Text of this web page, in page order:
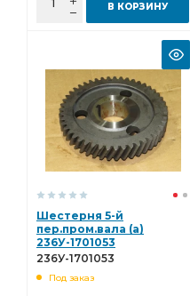
В КОРЗИНУ
Шестерня 5-й
пер.пром.вала (а)
236У-1701053
236У-1701053
Под заказ